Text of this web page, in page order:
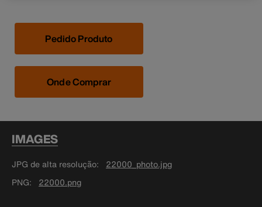
Pedido Produto
Onde Comprar
IMAGES
JPG de alta resolução
22000_photo.jpg
PNG
22000.png